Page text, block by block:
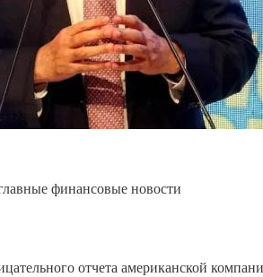
финансовые новости
отчета американской